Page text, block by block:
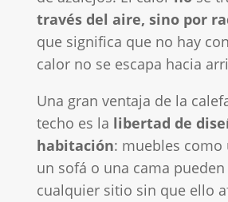
través del aire, sino por
que significa que no hay
calor no se escapa hacia
Una gran ventaja de la
techo es la libertad de
habitación: muebles como
un sofá o una cama
cualquier sitio sin que ello